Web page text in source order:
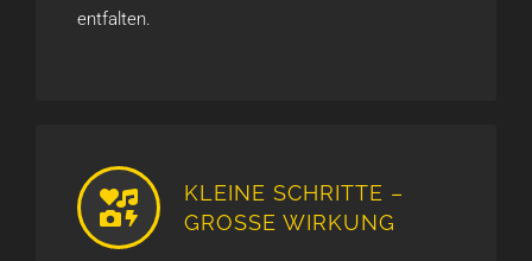
entfalten.
KLEINE SCHRITTE –
GROSSE WIRKUNG